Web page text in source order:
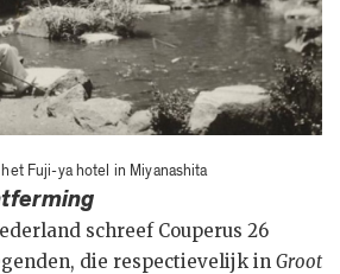
Fuji-ya hotel in Miyanashita
schreef Couperus 26
die respectievelijk in Groot